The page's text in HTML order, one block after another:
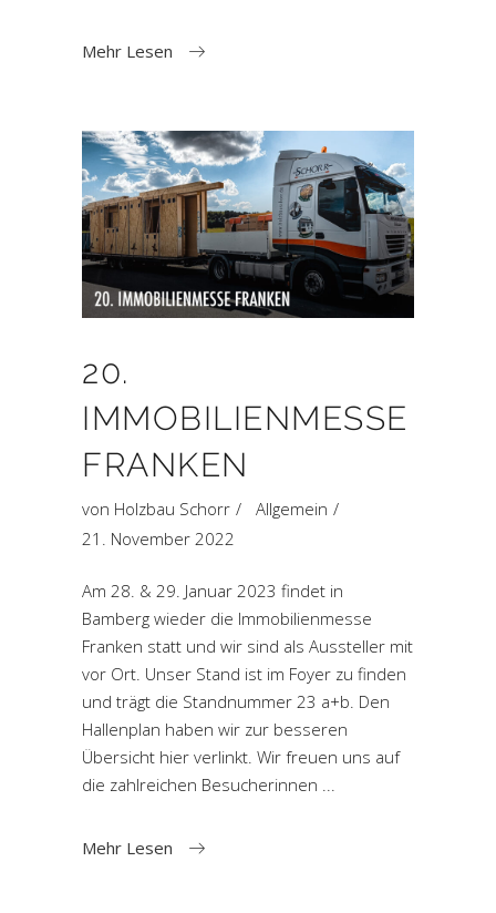
Mehr Lesen
20.
IMMOBILIENMESSE
FRANKEN
von Holzbau Schorr
Allgemein
21. November 2022
Am 28. & 29. Januar 2023 findet in
Bamberg wieder die Immobilienmesse
Franken statt und wir sind als Aussteller mit
vor Ort. Unser Stand ist im Foyer zu finden
und trägt die Standnummer 23 a+b. Den
Hallenplan haben wir zur besseren
Übersicht hier verlinkt. Wir freuen uns auf
die zahlreichen Besucherinnen
Mehr Lesen